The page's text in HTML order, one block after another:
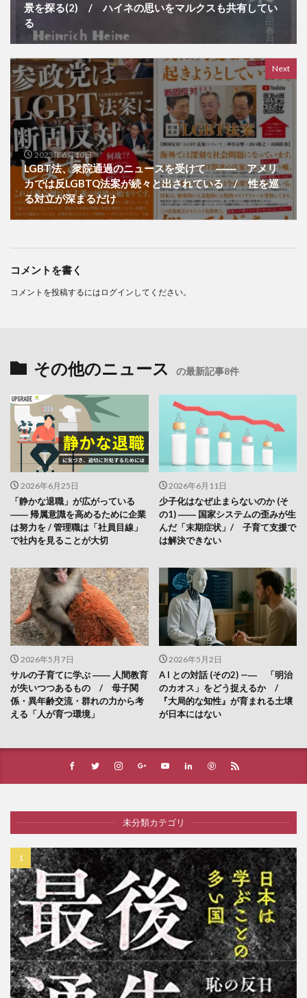
景を探る(2) / ハイネの思いをマルクスも共有してい
る
Next
2023年6月10日
LGBT法、衆院通過のニュースを受けて ―― アメリ
カでは反LGBTQ法案が続々と出されている / 性を巡
る対立が深まるだけ
コメントを書く
コメントを投稿するには ログイン してください。
その他のニュース の最新記事8件
2026年6月25日
「静かな退職」が広がっている
―― 帰属意識を高めるために企業
は努力を / 管理職は「社員目線」
で社内を見ることが大切
2026年6月11日
少子化はなぜ止まらないのか (そ
の1) ―― 国家システムの歪みが生
んだ「末期症状」/ 子育て支援で
は解決できない
2026年5月7日
サルの子育てに学ぶ ―― 人間教育
が失いつつあるもの / 母子関
係・異年齢交流・群れの力から考
える「人が育つ環境」
2026年5月2日
A I との対話 (その2) —― 「明治
のカオス」をどう捉えるか /
『大局的な知性』が育まれる土壌
が日本にはない
未分類カテゴリ